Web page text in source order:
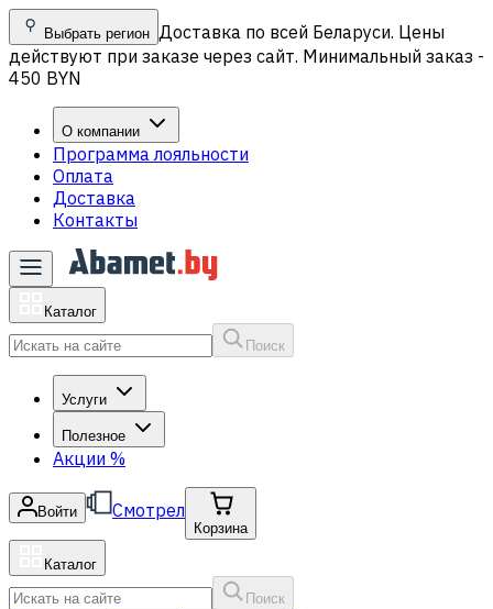
Выбрать регион Доставка по всей Беларуси. Цены
действуют при заказе через сайт. Минимальный заказ -
450 BYN
О компании
Программа лояльности
Оплата
Доставка
Контакты
Каталог
Поиск
Услуги
Полезное
Акции %
Войти Смотрел
Корзина
Каталог
Поиск